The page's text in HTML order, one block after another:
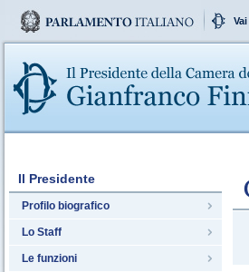
Il Presidente
Profilo biografico
Lo Staff
Le funzioni